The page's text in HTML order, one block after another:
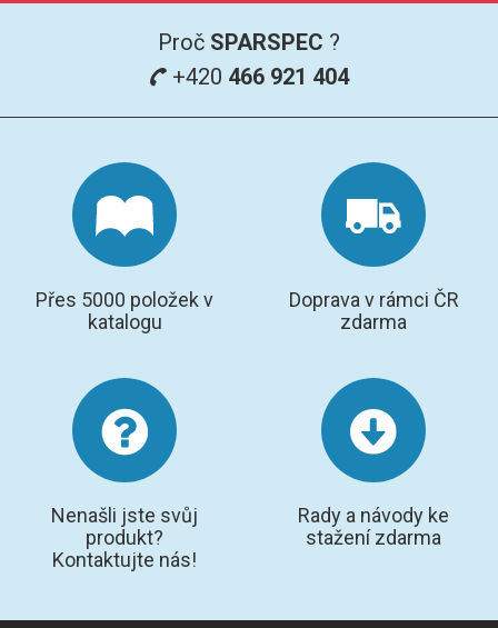
Proč SPARSPEC ?
+420 466 921 404
Přes 5000 položek v
katalogu
Doprava v rámci ČR
zdarma
Nenašli jste svůj
produkt?
Kontaktujte nás!
Rady a návody ke
stažení zdarma